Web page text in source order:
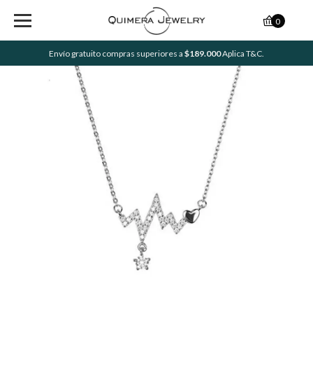
Envío gratuito compras superiores a $189.000Aplica T&C.
0